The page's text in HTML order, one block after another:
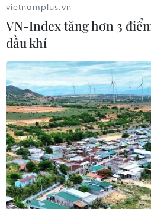
TIN CÙNG CHUYÊN MỤC
Xem trực tiếp Việt Nam-
tại ASEAN Cup 2026 trên
07/08/2026 09:49
Nhận định Singapore
Indonesia (20h ngày 7/8):
đấu giành tấm vé bán kết
vietnamplus.vn
VN-Index tăng hơn 3
dầu khí